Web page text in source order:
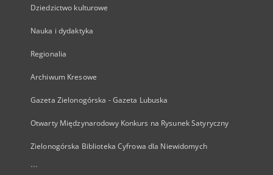
Dziedzictwo kulturowe
Nauka i dydaktyka
Regionalia
Archiwum Kresowe
Gazeta Zielonogórska - Gazeta Lubuska
Otwarty Międzynarodowy Konkurs na Rysunek Satyryczny
Zielonogórska Biblioteka Cyfrowa dla Niewidomych
...